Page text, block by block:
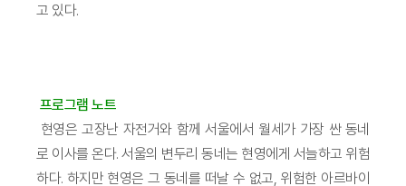
고 있다.
프로그램 노트
현영은 고장난 자전거와 함께 서울에서 월세가 가장 싼 동네
로 이사를 온다. 서울의 변두리 동네는 현영에게 서늘하고 위험
하다. 하지만 현영은 그 동네를 떠날 수 없고, 위험한 아르바이